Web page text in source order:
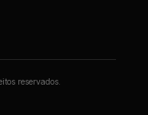
reservados.